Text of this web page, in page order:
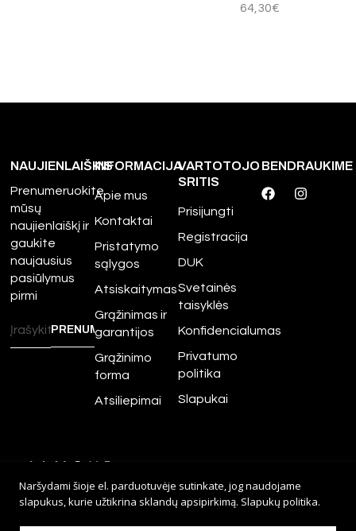
64,30€
NAUJIENLAIŠKIS
Prenumeruokite
mūsų
naujienlaiškį ir
gaukite
naujausius
pasiūlymus
pirmi
INFORMACIJA
Apie mus
Kontaktai
Pristatymo
sąlygos
Atsiskaitymas
Grąžinimas ir
garantijos
Grąžinimo
forma
Atsiliepimai
VARTOTOJO
SRITIS
Prisijungti
Registracija
DUK
Svetainės
taisyklės
Konfidencialumas
Privatumo
politika
Slapukai
BENDRAUKIME
teisės saugomos.
Sprendimas:Adveits
Naršydami šioje el. parduotuvėje sutinkate, jog naudojame
slapukus, kurie užtikrina sklandų apsipirkimą. Slapukų politika.